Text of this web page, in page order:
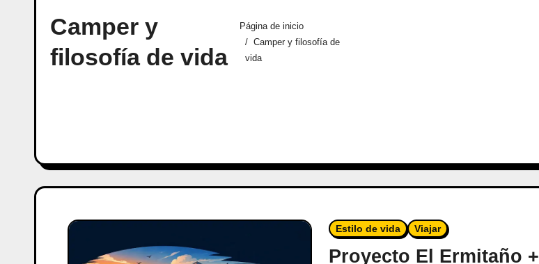
Camper y
filosofía de vida
Página de inicio
Camper y filosofía de
vida
Estilo de vida Viajar
Proyecto El Ermitaño +